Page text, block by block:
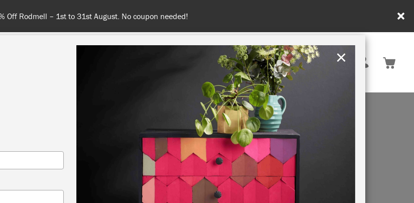
or more for free shipping! UK customers only. T&Cs apply.
United Kingdom
RETREATS
Stockist
DE L'ILLUSION
×